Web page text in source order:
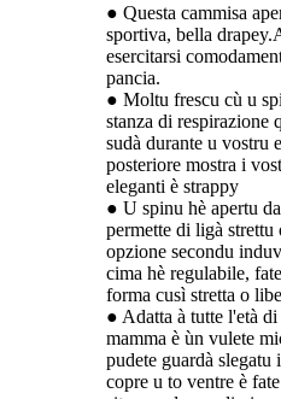
● Questa cammisa
sportiva, bella
esercitarsi
pancia.
● Moltu frescu cù u
stanza di respirazione
sudà durante u vostru
posteriore mostra i
eleganti è strappy
● U spinu hè apertu
permette di ligà strettu
opzione secondu
cima hè regulabile,
forma cusì stretta o
● Adatta à tutte l'età
mamma è ùn vulete
pudete guardà
copre u to ventre è